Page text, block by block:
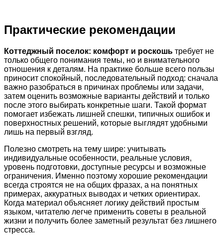
Практические рекомендации
Коттеджный поселок: комфорт и роскошь требует не
только общего понимания темы, но и внимательного
отношения к деталям. На практике больше всего пользы
приносит спокойный, последовательный подход: сначала
важно разобраться в причинах проблемы или задачи,
затем оценить возможные варианты действий и только
после этого выбирать конкретные шаги. Такой формат
помогает избежать лишней спешки, типичных ошибок и
поверхностных решений, которые выглядят удобными
лишь на первый взгляд.
Полезно смотреть на тему шире: учитывать
индивидуальные особенности, реальные условия,
уровень подготовки, доступные ресурсы и возможные
ограничения. Именно поэтому хорошие рекомендации
всегда строятся не на общих фразах, а на понятных
примерах, аккуратных выводах и четких ориентирах.
Когда материал объясняет логику действий простым
языком, читателю легче применить советы в реальной
жизни и получить более заметный результат без лишнего
стресса.